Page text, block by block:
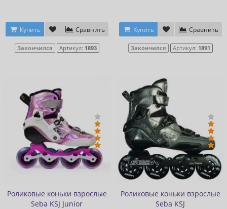
Купить Сравнить
Закончился Артикул: 1893
Купить Сравнить
Закончился Артикул: 1891
Роликовые коньки взрослые
Seba KSJ Junior
Роликовые коньки взрослые
Seba KSJ